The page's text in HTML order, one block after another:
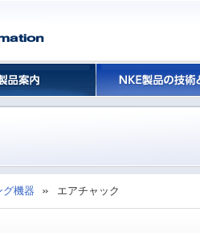
グ機器 エアチャック